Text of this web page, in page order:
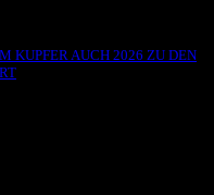
KUPFER AUCH 2026 ZU DEN